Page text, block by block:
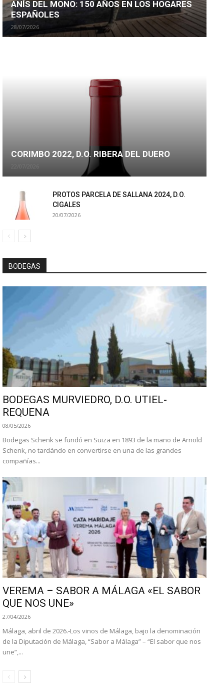
ANÍS DEL MONO: 150 AÑOS EN LOS HOGARES
ESPAÑOLES
28/07/2026
CORIMBO 2022, D.O. RIBERA DEL DUERO
22/07/2026
PROTOS PARCELA DE SALLANA 2024, D.O.
CIGALES
20/07/2026
BODEGAS
BODEGAS MURVIEDRO, D.O. UTIEL-
REQUENA
08/05/2026
Bodegas Schenk se fundó en Suiza en 1893 de la mano de Arnold
Schenk, no tardándo en convertirse en una de las grandes
compañías...
VEREMA – SABOR A MÁLAGA «EL SABOR
QUE NOS UNE»
27/04/2026
Málaga, abril de 2026.-Los vinos de Málaga, bajo la denominación
de la Diputación de Málaga, “Sabor a Málaga” – “El sabor que nos
une”,...